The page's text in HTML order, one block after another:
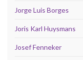
Jorge Luis Borges
Joris Karl Huysmans
Josef Fenneker